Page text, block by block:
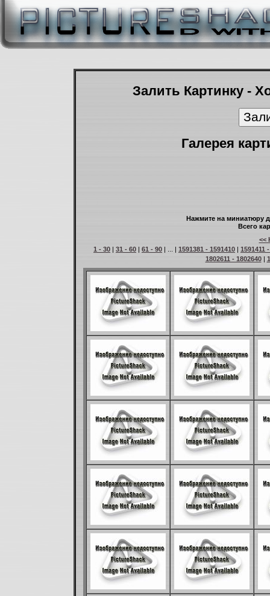
Залить Картинку -
Галерея
Нажмите на миниатюру
Всего
<<
1 - 30 | 31 - 60 | 61 - 90 | ... | 1591381 - 1591410 | 1591411
1802611 - 1802640|